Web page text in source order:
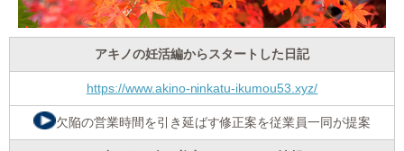
アキノの妊活編からスタートした日記
https://www.akino-ninkatu-ikumou53.xyz/
欠陥の営業時間を引き延ばす修正案を従業員一同が提案